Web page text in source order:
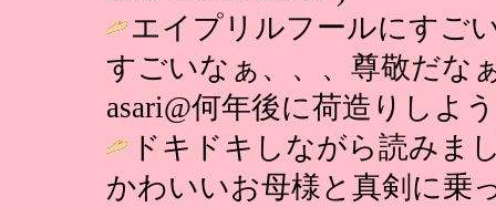
エイプリルフールにすご
すごいなぁ、、、尊敬だな
asari@何年後に荷造りしよ
ドキドキしながら読みま
かわいいお母様と真剣に乗